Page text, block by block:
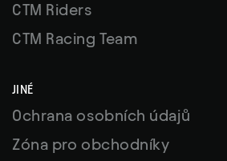
CTM Riders
CTM Racing Team
JINÉ
Ochrana osobních údajů
Zóna pro obchodníky